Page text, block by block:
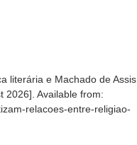
literária e Machado de Assis
2026]. Available from:
relacoes-entre-religiao-